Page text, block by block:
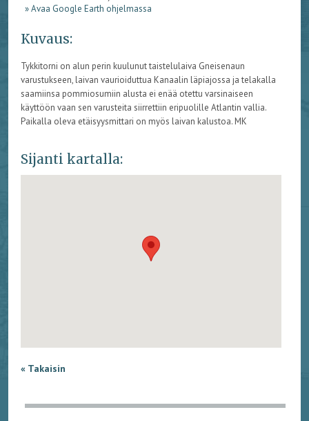
» Avaa Google Earth ohjelmassa
Kuvaus:
Tykkitorni on alun perin kuulunut taistelulaiva Gneisenaun
varustukseen, laivan vaurioiduttua Kanaalin läpiajossa ja telakalla
saamiinsa pommiosumiin alusta ei enää otettu varsinaiseen
käyttöön vaan sen varusteita siirrettiin eripuolille Atlantin vallia.
Paikalla oleva etäisyysmittari on myös laivan kalustoa. MK
Sijanti kartalla:
« Takaisin